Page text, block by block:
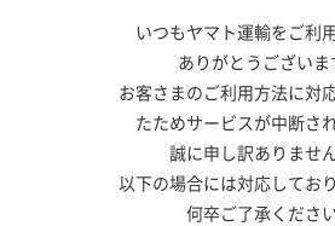
いつもヤマト運輸をご利
ありがとうございま
お客さまのご利用方法に対
たためサービスが中断さ
誠に申し訳ありません
以下の場合には対応してお
何卒ご了承ください